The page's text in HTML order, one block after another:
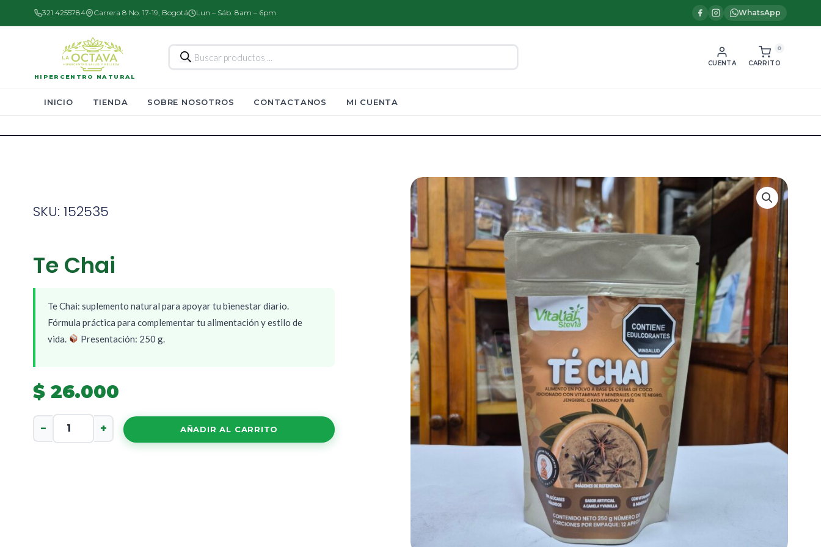
321 4255784 Carrera 8 No. 17-19, Bogotá Lun – Sáb: 8am – 6pm WhatsApp
HIPERCENTRO NATURAL
Búsqueda
de
productos
CUENTA
0
CARRITO
INICIO TIENDA SOBRE NOSOTROS CONTACTANOS MI CUENTA
SKU: 152535
Te Chai
Te Chai: suplemento natural para apoyar tu bienestar diario.
Fórmula práctica para complementar tu alimentación y estilo de
vida.
Presentación: 250 g.
$26.000
Te
Chai
cantidad
− + AÑADIR AL CARRITO